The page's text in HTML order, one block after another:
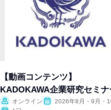
【動画コンテンツ】
KADOKAWA企業研究セミナ
オンライン
2026年8月・9月・